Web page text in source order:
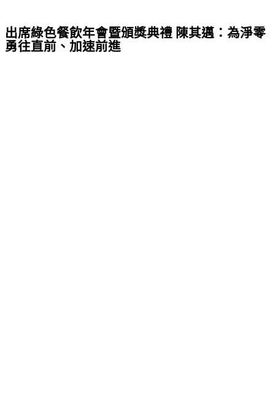
出席綠色餐飲年會暨頒獎典禮 陳其邁：為淨零
勇往直前、加速前進